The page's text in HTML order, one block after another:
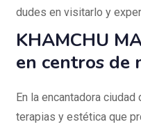
dudes en visitarlo y
KHAMCHU
en centros de
En la encantadora
terapias y estética que